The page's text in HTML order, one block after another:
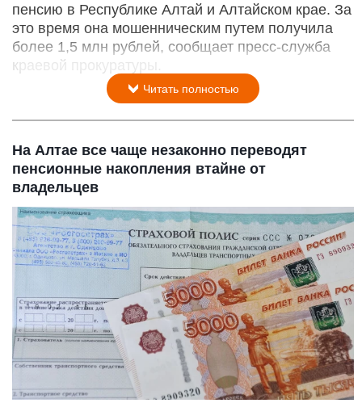
пенсию в Республике Алтай и Алтайском крае. За
это время она мошенническим путем получила
более 1,5 млн рублей, сообщает пресс-служба
краевой прокуратуры.
Читать полностью
На Алтае все чаще незаконно переводят
пенсионные накопления втайне от
владельцев